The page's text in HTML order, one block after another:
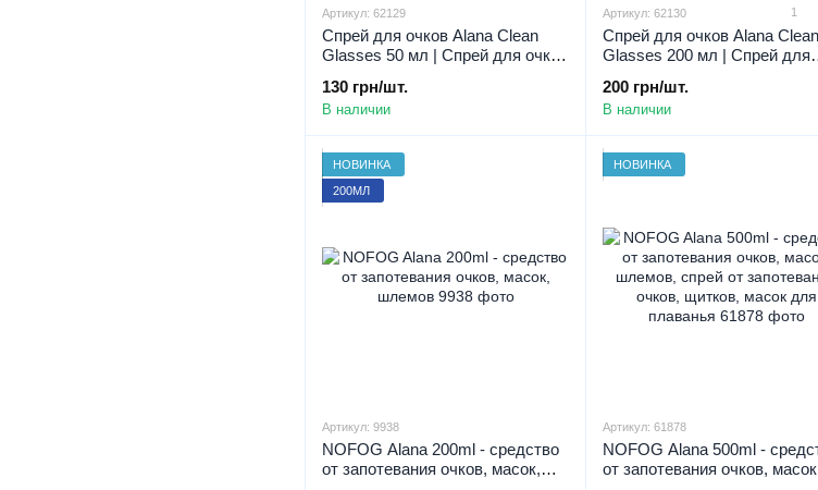
Артикул: 62129
Спрей для очков Alana Clean
Glasses 50 мл | Спрей для очков
очистки очков
130 грн/шт.
В наличии
Артикул: 62130 1
Спрей для очков Alana Clean
Glasses 200 мл | Спрей для
очистки очков
200 грн/шт.
В наличии
НОВИНКА
200МЛ
Артикул: 9938
NOFOG Alana 200ml - средство
от запотевания очков, масок,
НОВИНКА
Артикул: 61878
NOFOG Alana 500ml -
от запотевания очков,